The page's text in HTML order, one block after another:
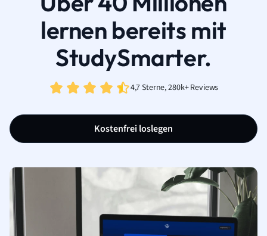
lernen bereits mit
StudySmarter.
4,7 Sterne, 280k+ Reviews
Kostenfrei loslegen